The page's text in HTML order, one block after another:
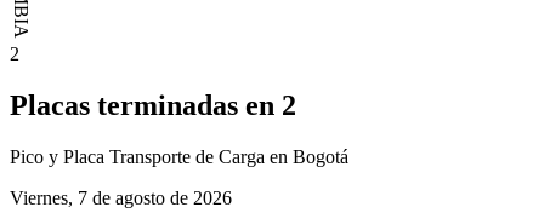
2
Placas terminadas en 2
Pico y Placa Transporte de Carga en Bogotá
Viernes, 7 de agosto de 2026